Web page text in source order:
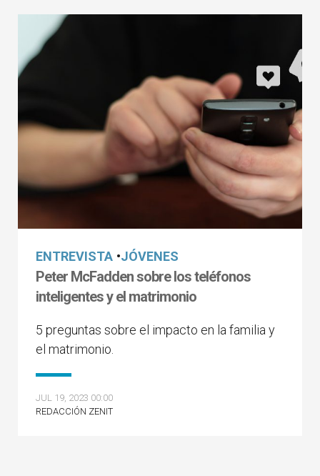
ENTREVISTA •JÓVENES
Peter McFadden sobre los teléfonos
inteligentes y el matrimonio
5 preguntas sobre el impacto en la familia y
el matrimonio.
JUL 19, 2023 00:00
REDACCIÓN ZENIT